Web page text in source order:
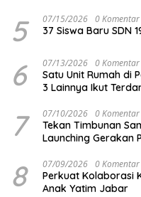
5 07/15/2026 0 Komentar
37 Siswa Baru SDN
6 07/13/2026 0 Komentar
Satu Unit Rumah di
3 Lainnya Ikut
7 07/10/2026 0 Komentar
Tekan Timbunan
Launching Gerakan
8 07/09/2026 0 Komentar
Perkuat Kolaborasi
Anak Yatim Jabar